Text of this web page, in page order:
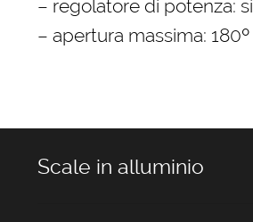
– regolatore di potenza: sì
– apertura massima: 180º
Scale in alluminio